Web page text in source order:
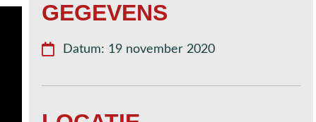
GEGEVENS
Datum: 19 november 2020